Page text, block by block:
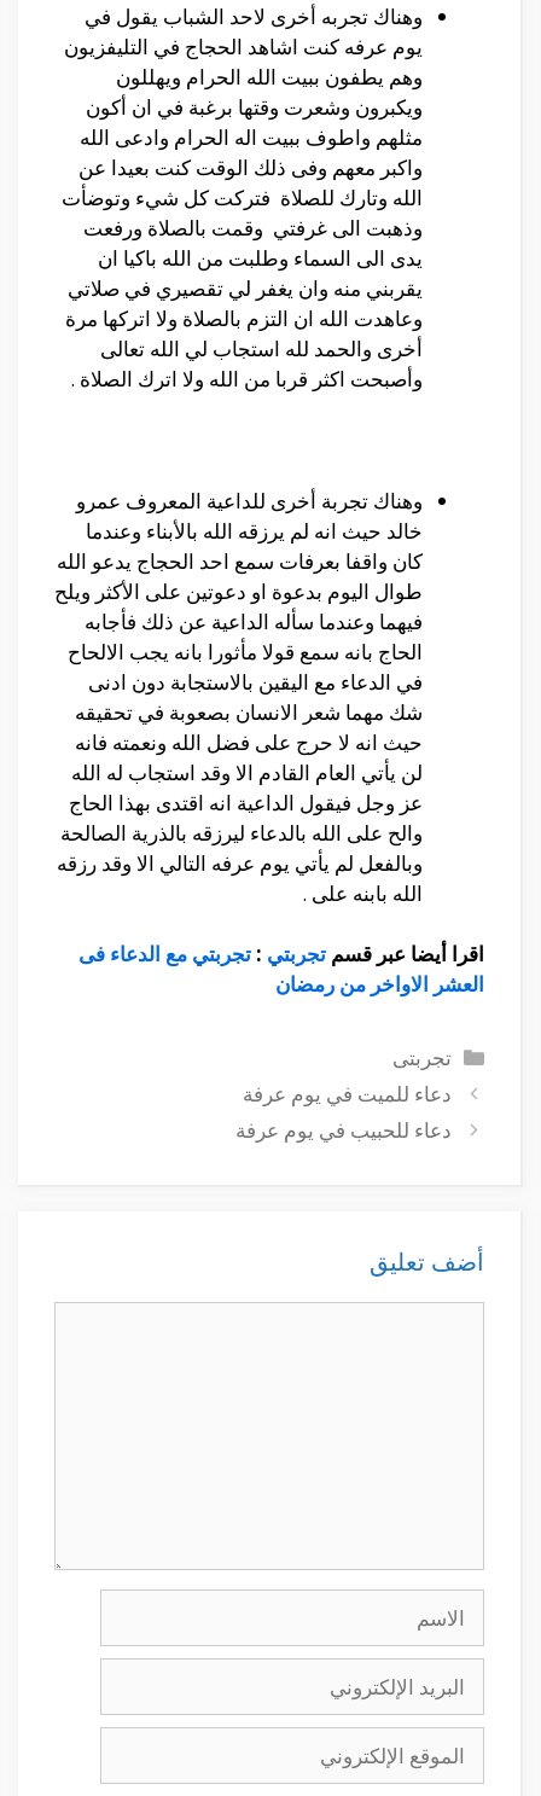
وهناك تجربه أخرى لاحد الشباب يقول في
يوم عرفه كنت اشاهد الحجاج في التليفزيون
وهم يطفون ببيت الله الحرام ويهللون
ويكبرون وشعرت وقتها برغبة في ان أكون
مثلهم واطوف ببيت اله الحرام وادعى الله
واكبر معهم وفى ذلك الوقت كنت بعيدا عن
الله وتارك للصلاة فتركت كل شيء وتوضأت
وذهبت الى غرفتي وقمت بالصلاة ورفعت
يدى الى السماء وطلبت من الله باكيا ان
يقربني منه وان يغفر لي تقصيري في صلاتي
وعاهدت الله ان التزم بالصلاة ولا اتركها مرة
أخرى والحمد لله استجاب لي الله تعالى
وأصبحت اكثر قربا من الله ولا اترك الصلاة .
وهناك تجربة أخرى للداعية المعروف عمرو
خالد حيث انه لم يرزقه الله بالأبناء وعندما
كان واقفا بعرفات سمع احد الحجاج يدعو الله
طوال اليوم بدعوة او دعوتين على الأكثر ويلح
فيهما وعندما سأله الداعية عن ذلك فأجابه
الحاج بانه سمع قولا مأثورا بانه يجب الالحاح
في الدعاء مع اليقين بالاستجابة دون ادنى
شك مهما شعر الانسان بصعوبة في تحقيقه
حيث انه لا حرج على فضل الله ونعمته فانه
لن يأتي العام القادم الا وقد استجاب له الله
عز وجل فيقول الداعية انه اقتدى بهذا الحاج
والح على الله بالدعاء ليرزقه بالذرية الصالحة
وبالفعل لم يأتي يوم عرفه التالي الا وقد رزقه
الله بابنه على .
اقرا أيضا عبر قسم تجربتي : تجربتي مع الدعاء فى
العشر الاواخر من رمضان
التصنيفات
تجربتى
دعاء للميت في يوم عرفة
دعاء للحبيب في يوم عرفة
أضف تعليق
الاسم
البريد
الإلكتروني
الموقع
الإلكتروني